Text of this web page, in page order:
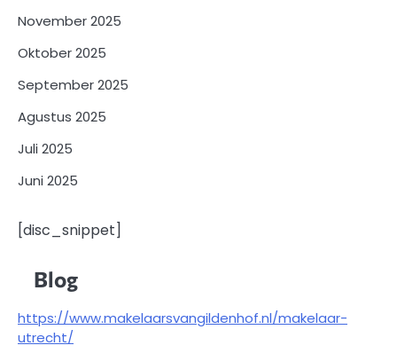
November 2025
Oktober 2025
September 2025
Agustus 2025
Juli 2025
Juni 2025
[disc_snippet]
Blog
https://www.makelaarsvangildenhof.nl/makelaar-
utrecht/